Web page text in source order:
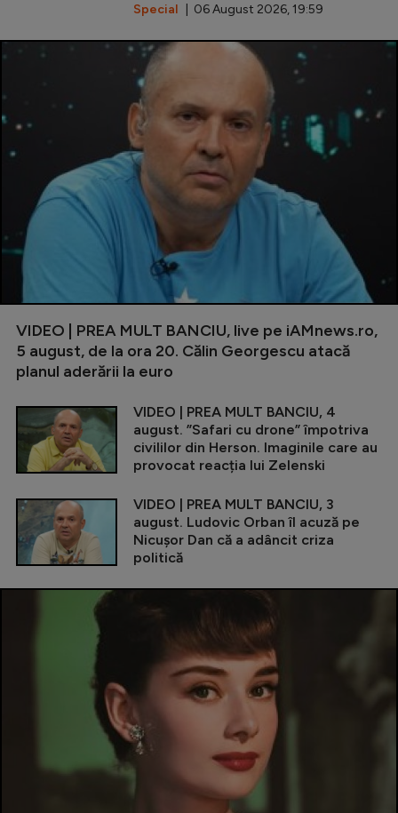
Special | 06 August 2026, 19:59
VIDEO | PREA MULT BANCIU, live pe iAMnews.ro,
5 august, de la ora 20. Călin Georgescu atacă
planul aderării la euro
VIDEO | PREA MULT BANCIU, 4
august. ”Safari cu drone” împotriva
civililor din Herson. Imaginile care au
provocat reacția lui Zelenski
VIDEO | PREA MULT BANCIU, 3
august. Ludovic Orban îl acuză pe
Nicușor Dan că a adâncit criza
politică